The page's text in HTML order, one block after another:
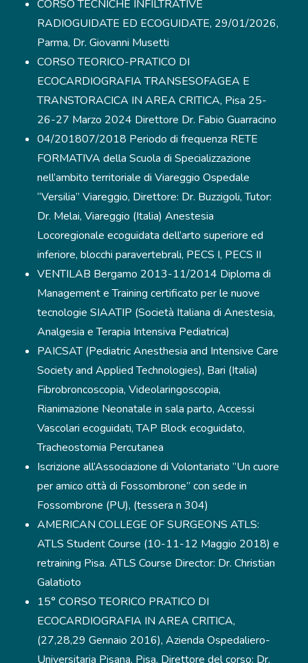
CORSO TECNICHE INFILTRATIVE
RADIOGUIDATE ED ECOGUIDATE, 29/01/2026,
Parma, Dr. Giovanni Musetti
CORSO TEORICO-PRATICO DI
ECOCARDIOGRAFIA TRANSESOFAGEA E
TRANSTORACICA IN AREA CRITICA, Pisa 25-
26-27 Marzo 2024 Direttore Dr. Fabio Guarracino
04/201807/2018 Periodo di frequenza RETE
FORMATIVA della Scuola di Specializzazione
nell’ambito territoriale di Viareggio Ospedale
“Versilia” Viareggio, Direttore: Dr. Buzzigoli, Tutor:
Dr. Melai, Viareggio (Italia) Anestesia
Locoregionale ecoguidata dell’arto superiore ed
inferiore, blocchi paravertebrali, PECS I, PECS II
VENTILAB Bergamo 2013-11/2014 Diploma di
Management e Training certificato per le nuove
tecnologie SIAATIP (Società Italiana di Anestesia,
Analgesia e Terapia Intensiva Pediatrica)
PAICSAT (Pediatric Anesthesia and Intensive Care
Society and Applied Technologies), Bari (Italia)
Fibrobroncoscopia, Videolaringoscopia,
Rianimazione Neonatale in sala parto, Accessi
Vascolari ecoguidati, TAP Block ecoguidato,
Tracheostomia Percutanea
Iscrizione all’Associazione di Volontariato ”Un cuore
per amico città di Fossombrone” con sede in
Fossombrone (PU), (tessera n 304)
AMERICAN COLLEGE OF SURGEONS ATLS:
ATLS Student Course (10-11-12 Maggio 2018) e
retraining Pisa. ATLS Course Director: Dr. Christian
Galatioto
15° CORSO TEORICO PRATICO DI
ECOCARDIOGRAFIA IN AREA CRITICA,
(27,28,29 Gennaio 2016), Azienda Ospedaliero-
Universitaria Pisana. Pisa. Direttore del corso: Dr.